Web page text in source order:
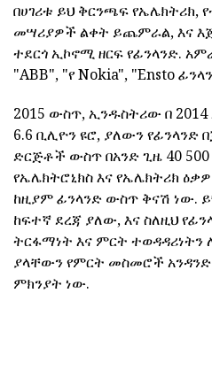
በሀገሪቱ ይህ ቅርንጫፍ የኤሌክትሪክ,
መሣሪያዎች ልቀት ይጨምራል, እና
ተደርጎ ኢኮኖሚ ዘርፍ የፊንላንድ.
"ABB", "የ Nokia", "Ensto
2015 ውስጥ, ኢንዱስትሪው በ
6.6 ቢሊዮን ዩሮ, ያለውን የፊንላንድ
ድርጅቶች ውስጥ በአንድ ጊዜ 40
የኤሌክትሮኒክስ እና የኤሌክትሪክ
ከዚያም ፊንላንድ ውስጥ ቅናሽ ነው.
ከፍተኛ ደረጃ ያለው, እና ስለዚህ
ትርፋማነት እና ምርት
ያላቸውን የምርት መስመሮች
ምክንያት ነው.